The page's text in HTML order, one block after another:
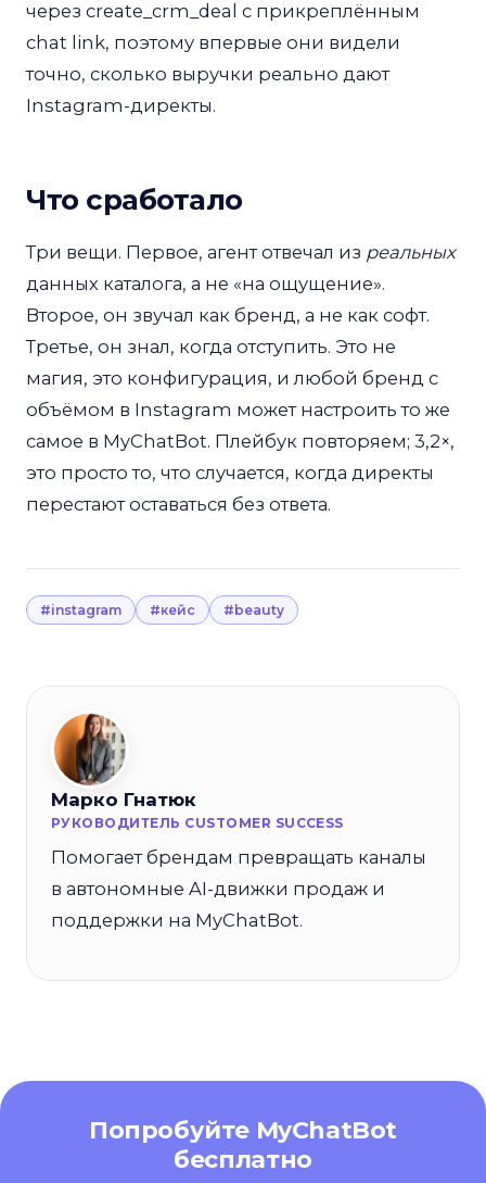
через create_crm_deal с прикреплённым
chat link, поэтому впервые они видели
точно, сколько выручки реально дают
Instagram-директы.
Что сработало
Три вещи. Первое, агент отвечал из реальных
данных каталога, а не «на ощущение».
Второе, он звучал как бренд, а не как софт.
Третье, он знал, когда отступить. Это не
магия, это конфигурация, и любой бренд с
объёмом в Instagram может настроить то же
самое в MyChatBot. Плейбук повторяем; 3,2×,
это просто то, что случается, когда директы
перестают оставаться без ответа.
#instagram #кейс #beauty
Марко Гнатюк
РУКОВОДИТЕЛЬ CUSTOMER SUCCESS
Помогает брендам превращать каналы
в автономные AI-движки продаж и
поддержки на MyChatBot.
Попробуйте MyChatBot
бесплатно